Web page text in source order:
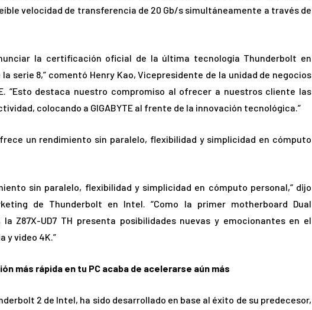
velocidad de transferencia de 20 Gb/s simultáneamente a través de
la certificación oficial de la última tecnología Thunderbolt en
serie 8,” comentó Henry Kao, Vicepresidente de la unidad de negocios
“Esto destaca nuestro compromiso al ofrecer a nuestros cliente las
colocando a GIGABYTE al frente de la innovación tecnológica.”
un rendimiento sin paralelo, flexibilidad y simplicidad en cómputo
sin paralelo, flexibilidad y simplicidad en cómputo personal,“ dijo
de Thunderbolt en Intel. “Como la primer motherboard Dual
la Z87X-UD7 TH presenta posibilidades nuevas y emocionantes en el
y video 4K.”
más rápida en tu PC acaba de acelerarse aún más
2 de Intel, ha sido desarrollado en base al éxito de su predecesor,